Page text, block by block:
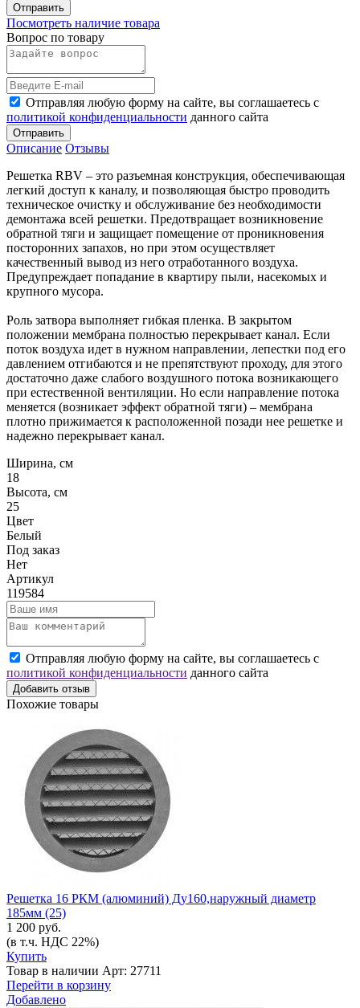
Отправить
Посмотреть наличие товара
Вопрос по товару
Отправляя любую форму на сайте, вы соглашаетесь с
политикой конфиденциальности данного сайта
Отправить
Описание Отзывы
Решетка RBV – это разъемная конструкция, обеспечивающая
легкий доступ к каналу, и позволяющая быстро проводить
техническое очистку и обслуживание без необходимости
демонтажа всей решетки. Предотвращает возникновение
обратной тяги и защищает помещение от проникновения
посторонних запахов, но при этом осуществляет
качественный вывод из него отработанного воздуха.
Предупреждает попадание в квартиру пыли, насекомых и
крупного мусора.
Роль затвора выполняет гибкая пленка. В закрытом
положении мембрана полностью перекрывает канал. Если
поток воздуха идет в нужном направлении, лепестки под его
давлением отгибаются и не препятствуют проходу, для этого
достаточно даже слабого воздушного потока возникающего
при естественной вентиляции. Но если направление потока
меняется (возникает эффект обратной тяги) – мембрана
плотно прижимается к расположенной позади нее решетке и
надежно перекрывает канал.
Ширина, см
18
Высота, см
25
Цвет
Белый
Под заказ
Нет
Артикул
119584
Отправляя любую форму на сайте, вы соглашаетесь с
политикой конфиденциальности данного сайта
Добавить отзыв
Похожие товары
Решетка 16 РКМ (алюминий) Ду160,наружный диаметр
185мм (25)
1 200 руб.
(в т.ч. НДС 22%)
Купить
Товар в наличии Арт: 27711
Перейти в корзину
Добавлено